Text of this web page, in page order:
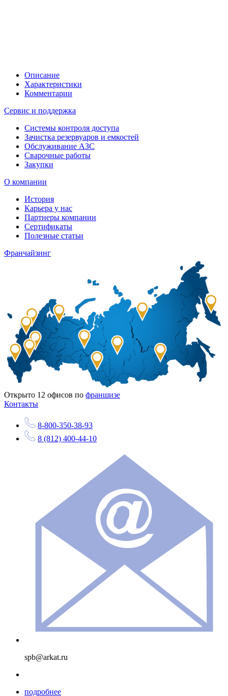
Описание
Характеристики
Комментарии
Сервис и поддержка
Системы контроля доступа
Зачистка резервуаров и емкостей
Обслуживание АЗС
Сварочные работы
Закупки
О компании
История
Карьера у нас
Партнеры компании
Сертификаты
Полезные статьи
Франчайзинг
Открыто 12 офисов по франшизе
Контакты
8-800-350-38-93
8 (812) 400-44-10
spb@arkat.ru
подробнее